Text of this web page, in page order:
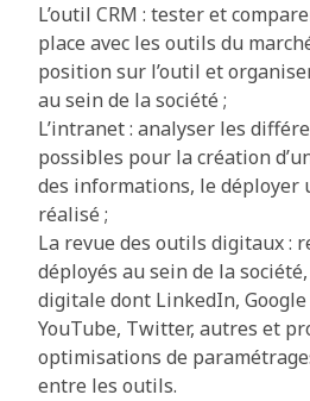
L’outil CRM : tester et
place avec les outils du
position sur l’outil et
au sein de la société ;
L’intranet : analyser les
possibles pour la création
des informations, le déployer
réalisé ;
La revue des outils digitaux :
déployés au sein de la
digitale dont LinkedIn,
YouTube, Twitter, autres et
optimisations de
entre les outils.